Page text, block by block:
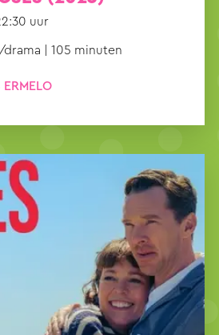
uur
drama | 105 minuten
ERMELO